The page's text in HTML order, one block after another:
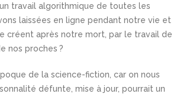
travail algorithmique de toutes les
laissées en ligne pendant notre vie et
créent après notre mort, par le travail de
nos proches ?
de la science-fiction, car on nous
défunte, mise à jour, pourrait un